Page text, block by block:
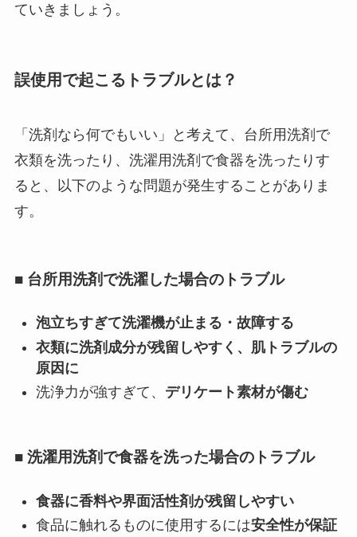
ていきましょう。
誤使用で起こるトラブルとは？
「洗剤なら何でもいい」と考えて、台所用洗剤で
衣類を洗ったり、洗濯用洗剤で食器を洗ったりす
ると、以下のような問題が発生することがありま
す。
■ 台所用洗剤で洗濯した場合のトラブル
泡立ちすぎて洗濯機が止まる・故障する
衣類に洗剤成分が残留しやすく、肌トラブルの
原因に
洗浄力が強すぎて、 デリケート素材が傷む
■ 洗濯用洗剤で食器を洗った場合のトラブル
食器に香料や界面活性剤が残留しやすい
食品に触れるものに使用するには安全性が保証